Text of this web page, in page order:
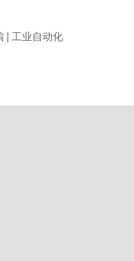
| 工业自动化